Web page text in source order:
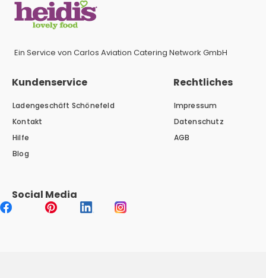
Ein Service von Carlos Aviation Catering Network GmbH
Kundenservice
Ladengeschäft Schönefeld
Kontakt
Hilfe
Blog
Rechtliches
Impressum
Datenschutz
AGB
Social Media